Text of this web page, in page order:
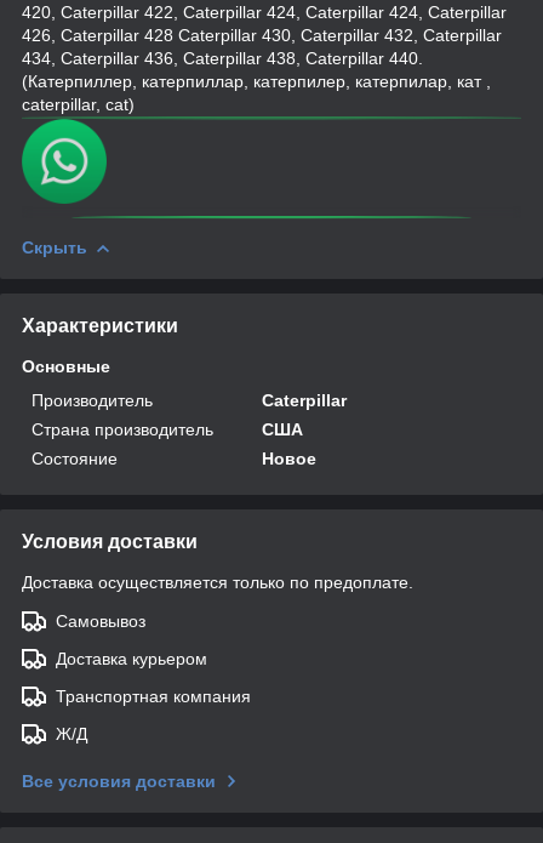
420, Caterpillar 422, Caterpillar 424, Caterpillar 424, Caterpillar
426, Caterpillar 428 Caterpillar 430, Caterpillar 432, Caterpillar
434, Caterpillar 436, Caterpillar 438, Caterpillar 440.
(Катерпиллер, катерпиллар, катерпилер, катерпилар, кат ,
caterpillar, cat)
Скрыть
Характеристики
Основные
Производитель
Caterpillar
Страна производитель
США
Состояние
Новое
Условия доставки
Доставка осуществляется только по предоплате.
Самовывоз
Доставка курьером
Транспортная компания
Ж/Д
Все условия доставки